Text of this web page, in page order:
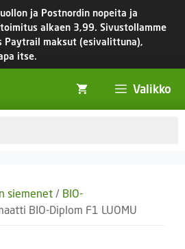
ja Postnordin nopeita ja
alkaen 3,99. Sivustollamme
Paytrail maksut (esivalittuna),
itse.
Valikko
siemenet / BIO-
BIO-Diplom F1 LUOMU